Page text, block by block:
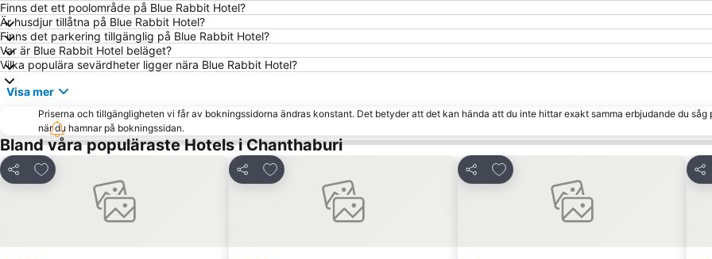
Finns det ett poolområde på Blue Rabbit Hotel?
Är husdjur tillåtna på Blue Rabbit Hotel?
Finns det parkering tillgänglig på Blue Rabbit Hotel?
Var är Blue Rabbit Hotel beläget?
Vilka populära sevärdheter ligger nära Blue Rabbit Hotel?
Visa mer
Priserna och tillgängligheten vi får av bokningssidorna ändras konstant. Det betyder att det kan hända att du inte hittar exakt samma erbjudande du såg
när du hamnar på bokningssidan.
Bland våra populäraste Hotels i Chanthaburi
Dela
Lägg till i Mina Favoriter
Dela
Lägg till i Mina Favoriter
Dela
Lägg till i Mina Favoriter
Dela